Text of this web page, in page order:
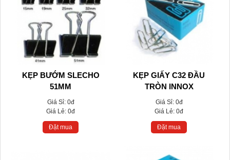
KẸP BƯỚM SLECHO
51MM
Giá Sỉ: 0đ
Giá Lẻ:0đ
Đặt mua
KẸP GIẤY C32 ĐẦU
TRÒN INNOX
Giá Sỉ: 0đ
Giá Lẻ:0đ
Đặt mua